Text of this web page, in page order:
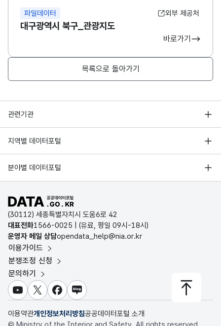
파일데이터 외부 제공처
대구광역시 북구_관광지도
바로가기
목록으로 돌아가기
관련기관
행정안전부
한국지능정보사회진흥원
국가정보자원관리원
지역별 데이터포털
서울 열린데이터광장
경기데이터드림
D-데이터허브
인천데이터포털
울산광역시 데이터포털
전남광주통합특별시 빅데이터 플랫폼
대전광역시 데이터포털
세종특별자치시 데이터포털
충청북도 데이터허브
분야별 데이터포털
기상자료개방포털
국토교통부 공간정보오픈플랫폼
환경부 환경데이터포털
문화데이터광장
농림축산식품 공공데이터포털
보건의료빅데이터개방시스템
식품의약품안전처 데이터포털
교육통계서비스
공공데이터포털 바로가기
(30112) 세종특별자치시 도움6로 42
대표전화1566-0025 | (유료, 평일 09시-18시)
운영자 메일 상담opendata_help@nia.or.kr
이용가이드
분쟁조정 신청
문의하기
유튜브X 페이스북
블로그
이용약관개인정보처리방침공공데이터포털 소개